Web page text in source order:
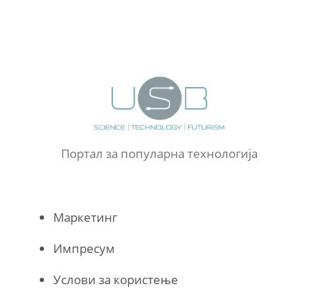
Портал за популарна технологија
Маркетинг
Импресум
Услови за користење